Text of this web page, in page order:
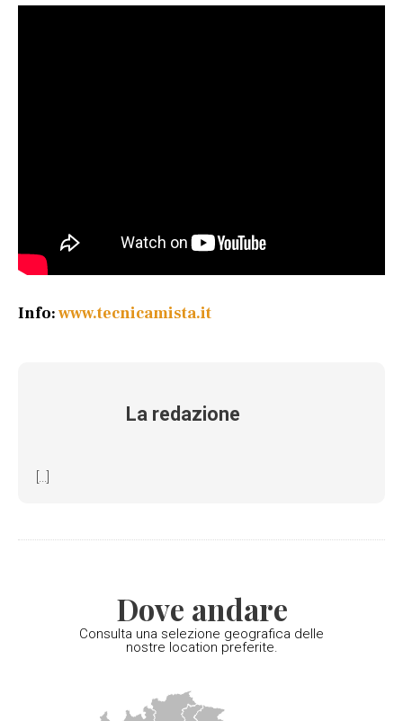
Info:www.tecnicamista.it
La redazione
[...]
Dove andare
Consulta una selezione geografica delle
nostre location preferite.